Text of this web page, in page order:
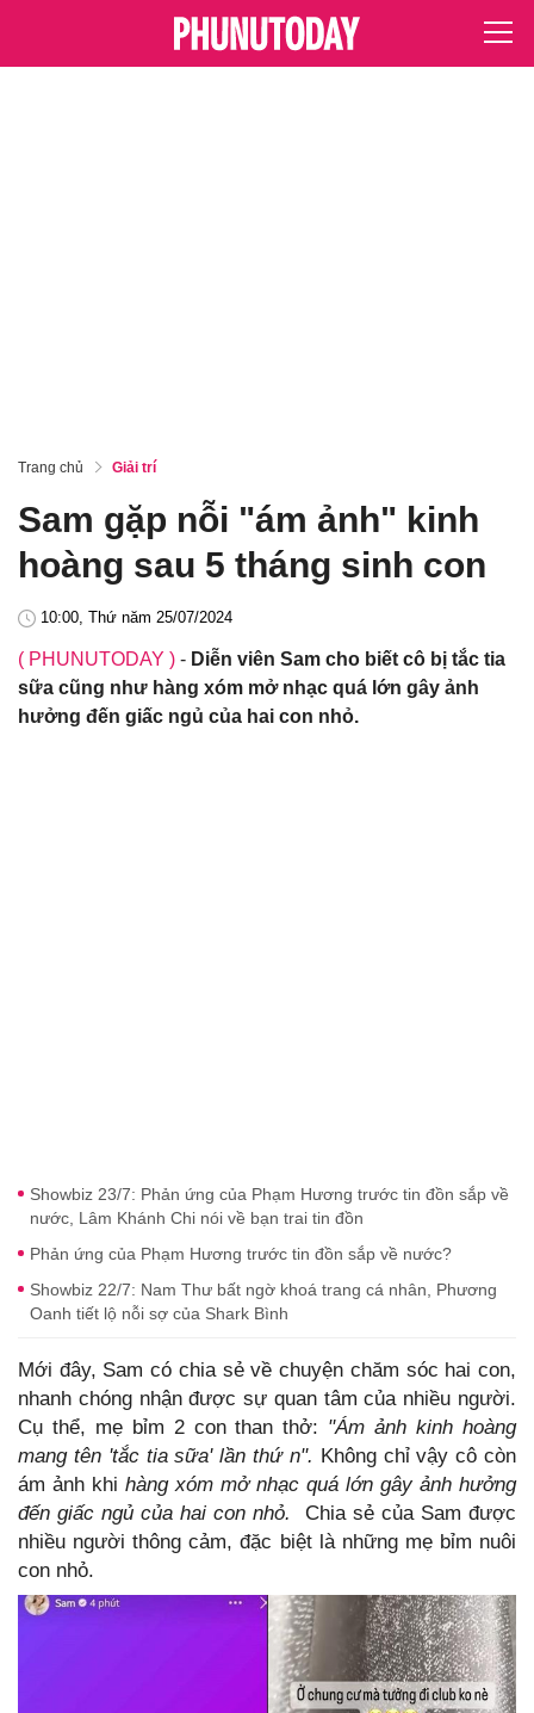
Trang chủ Giải trí
Sam gặp nỗi "ám ảnh" kinh
hoàng sau 5 tháng sinh con
10:00, Thứ năm 25/07/2024
( PHUNUTODAY ) - Diễn viên Sam cho biết cô bị tắc tia
sữa cũng như hàng xóm mở nhạc quá lớn gây ảnh
hưởng đến giấc ngủ của hai con nhỏ.
Showbiz 23/7: Phản ứng của Phạm Hương trước tin đồn sắp về
nước, Lâm Khánh Chi nói về bạn trai tin đồn
Phản ứng của Phạm Hương trước tin đồn sắp về nước?
Showbiz 22/7: Nam Thư bất ngờ khoá trang cá nhân, Phương
Oanh tiết lộ nỗi sợ của Shark Bình
Mới đây, Sam có chia sẻ về chuyện chăm sóc hai con,
nhanh chóng nhận được sự quan tâm của nhiều người.
Cụ thể, mẹ bỉm 2 con than thở: "Ám ảnh kinh hoàng
mang tên 'tắc tia sữa' lần thứ n". Không chỉ vậy cô còn
ám ảnh khi hàng xóm mở nhạc quá lớn gây ảnh hưởng
đến giấc ngủ của hai con nhỏ. Chia sẻ của Sam được
nhiều người thông cảm, đặc biệt là những mẹ bỉm nuôi
con nhỏ.